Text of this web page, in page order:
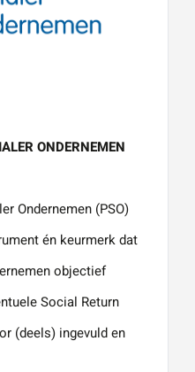
ONDERNEMEN
Ondernemen (PSO)
én keurmerk dat
objectief
Social Return
(deels) ingevuld en